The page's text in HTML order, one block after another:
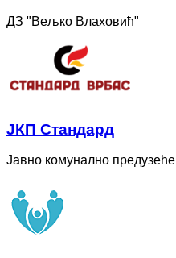
ДЗ "Вељко Влаховић"
ЈКП Стандард
Јавно комунално предузеће